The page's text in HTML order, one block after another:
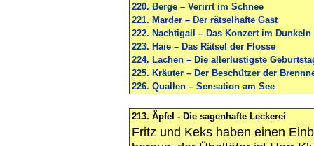
220. Berge – Verirrt im Schnee
221. Marder – Der rätselhafte Gast
222. Nachtigall – Das Konzert im Dunkeln
223. Haie – Das Rätsel der Flosse
224. Lachen – Die allerlustigste
225. Kräuter – Der Beschützer der
226. Quallen – Sensation am See
213. Äpfel - Die sagenhafte Leckerei
Fritz und Keks haben einen